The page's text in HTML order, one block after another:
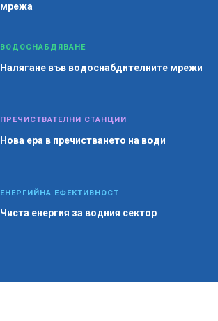
мрежа
ВОДОСНАБДЯВАНЕ
Налягане във водоснабдителните мрежи
ПРЕЧИСТВАТЕЛНИ СТАНЦИИ
Нова ера в пречистването на води
ЕНЕРГИЙНА ЕФЕКТИВНОСТ
Чиста енергия за водния сектор